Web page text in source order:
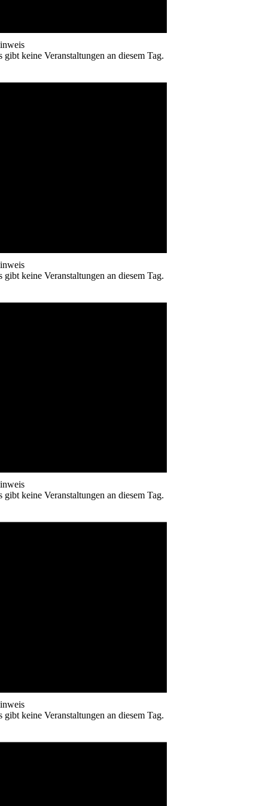
gibt keine Veranstaltungen an diesem Tag.
gibt keine Veranstaltungen an diesem Tag.
gibt keine Veranstaltungen an diesem Tag.
gibt keine Veranstaltungen an diesem Tag.